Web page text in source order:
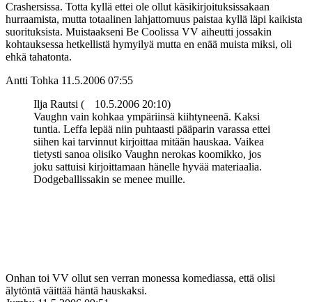
Crashersissa. Totta kyllä ettei ole ollut käsikirjoituksissakaan
hurraamista, mutta totaalinen lahjattomuus paistaa kyllä läpi kaikista
suorituksista. Muistaakseni Be Coolissa VV aiheutti jossakin
kohtauksessa hetkellistä hymyilyä mutta en enää muista miksi, oli
ehkä tahatonta.
Antti Tohka 11.5.2006 07:55
Ilja Rautsi (
10.5.2006 20:10)
Vaughn vain kohkaa ympäriinsä kiihtyneenä. Kaksi
tuntia. Leffa lepää niin puhtaasti pääparin varassa ettei
siihen kai tarvinnut kirjoittaa mitään hauskaa. Vaikea
tietysti sanoa olisiko Vaughn nerokas koomikko, jos
joku sattuisi kirjoittamaan hänelle hyvää materiaalia.
Dodgeballissakin se menee muille.
Onhan toi VV ollut sen verran monessa komediassa, että olisi
älytöntä väittää häntä hauskaksi.